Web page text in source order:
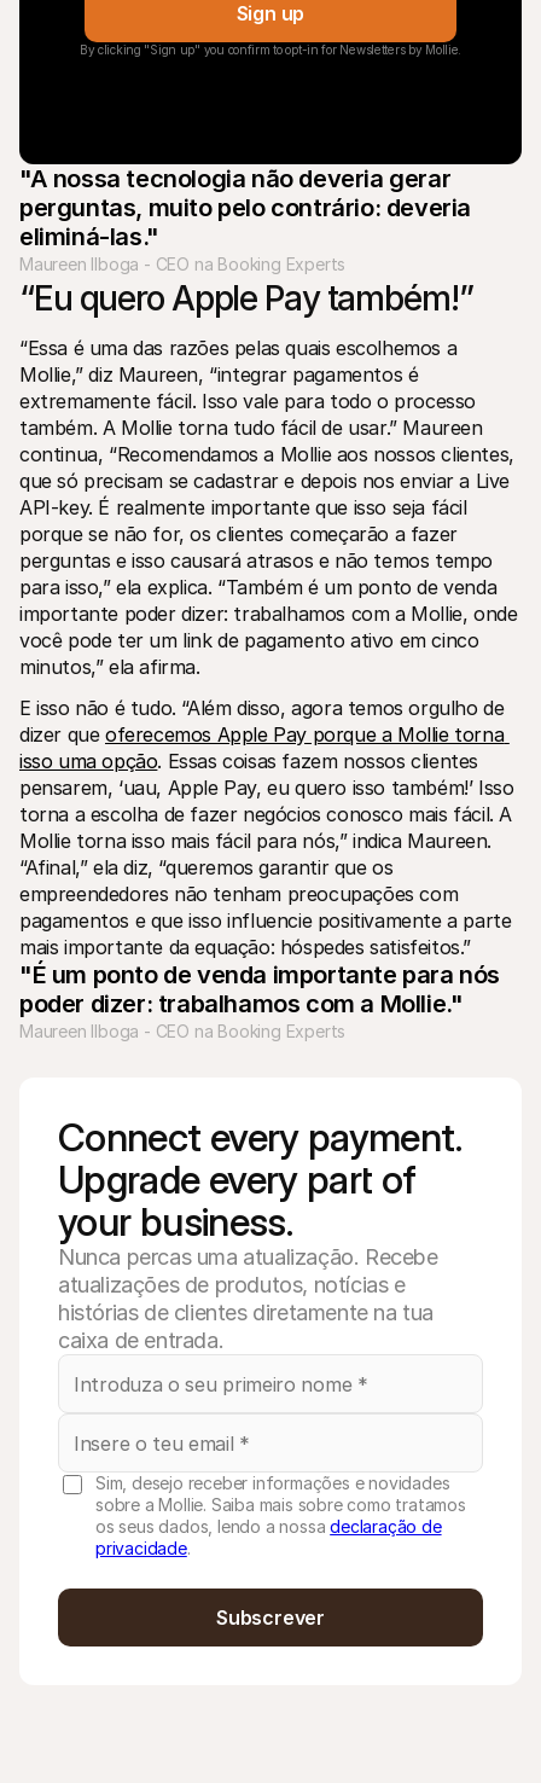
Sign up
By clicking "Sign up" you confirm to opt-in for Newsletters by Mollie.
"A nossa tecnologia não deveria gerar
perguntas, muito pelo contrário: deveria
eliminá-las."
Maureen Ilboga - CEO na Booking Experts
“Eu quero Apple Pay também!”
“Essa é uma das razões pelas quais escolhemos a
Mollie,” diz Maureen, “integrar pagamentos é
extremamente fácil. Isso vale para todo o processo
também. A Mollie torna tudo fácil de usar.” Maureen
continua, “Recomendamos a Mollie aos nossos clientes,
que só precisam se cadastrar e depois nos enviar a Live
API-key. É realmente importante que isso seja fácil
porque se não for, os clientes começarão a fazer
perguntas e isso causará atrasos e não temos tempo
para isso,” ela explica. “Também é um ponto de venda
importante poder dizer: trabalhamos com a Mollie, onde
você pode ter um link de pagamento ativo em cinco
minutos,” ela afirma.
E isso não é tudo. “Além disso, agora temos orgulho de
dizer que oferecemos Apple Pay porque a Mollie torna
isso uma opção. Essas coisas fazem nossos clientes
pensarem, ‘uau, Apple Pay, eu quero isso também!’ Isso
torna a escolha de fazer negócios conosco mais fácil. A
Mollie torna isso mais fácil para nós,” indica Maureen.
“Afinal,” ela diz, “queremos garantir que os
empreendedores não tenham preocupações com
pagamentos e que isso influencie positivamente a parte
mais importante da equação: hóspedes satisfeitos.”
"É um ponto de venda importante para nós
poder dizer: trabalhamos com a Mollie."
Maureen Ilboga - CEO na Booking Experts
Connect every payment.
Upgrade every part of
your business.
Nunca percas uma atualização. Recebe
atualizações de produtos, notícias e
histórias de clientes diretamente na tua
caixa de entrada.
Sim, desejo receber informações e novidades
sobre a Mollie. Saiba mais sobre como tratamos
os seus dados, lendo a nossadeclaração de
privacidade.
Subscrever